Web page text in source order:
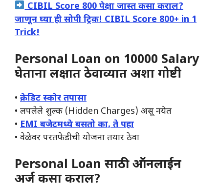
CIBIL Score 800 पेक्षा जास्त कसा कराल?
जाणून घ्या ही सोपी ट्रिक! CIBIL Score 800+ in 1
Trick!
Personal Loan on 10000 Salary
घेताना लक्षात ठेवाव्यात अशा गोष्टी
• क्रेडिट स्कोर तपासा
• लपलेले शुल्क (Hidden Charges) असू नयेत
• EMI बजेटमध्ये बसतो का, ते पहा
• वेळेवर परतफेडीची योजना तयार ठेवा
Personal Loan साठी ऑनलाईन
अर्ज कसा कराल?